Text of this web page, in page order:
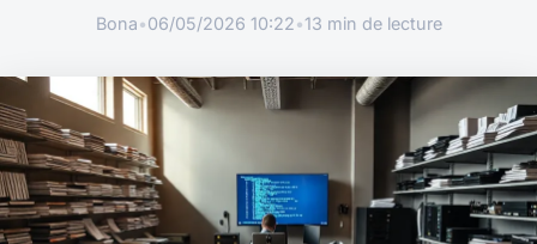
Bona•06/05/2026 10:22•13 min de lecture